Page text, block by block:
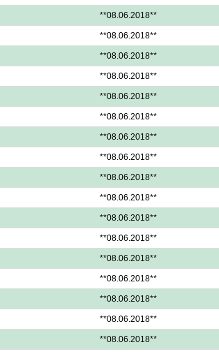
**08.06.2018**
**08.06.2018**
**08.06.2018**
**08.06.2018**
**08.06.2018**
**08.06.2018**
**08.06.2018**
**08.06.2018**
**08.06.2018**
**08.06.2018**
**08.06.2018**
**08.06.2018**
**08.06.2018**
**08.06.2018**
**08.06.2018**
**08.06.2018**
**08.06.2018**